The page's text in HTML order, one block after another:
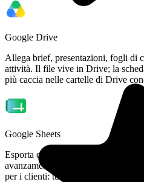
Google Drive
Allega brief, presentazioni, fogli di
attività. Il file vive in Drive; la
più caccia nelle cartelle di Drive
Google Sheets
Esporta qualsiasi bacheca in un
avanzamento settimanali, riepiloghi
per i clienti: tutto generato